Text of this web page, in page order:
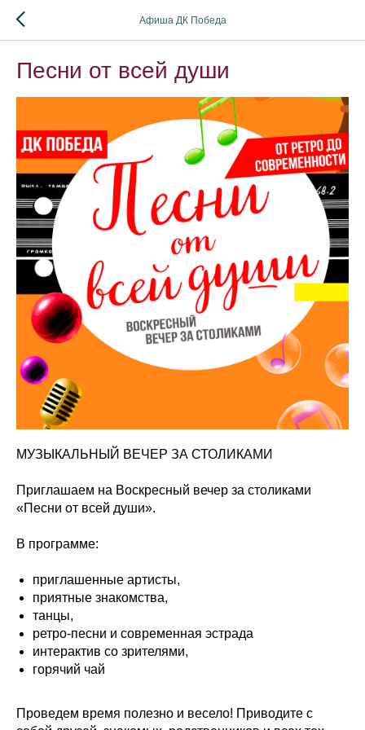
Афиша ДК Победа
Песни от всей души
МУЗЫКАЛЬНЫЙ ВЕЧЕР ЗА СТОЛИКАМИ
Приглашаем на Воскресный вечер за столиками
«Песни от всей души».
В программе:
приглашенные артисты,
приятные знакомства,
танцы,
ретро-песни и современная эстрада
интерактив со зрителями,
горячий чай
Проведем время полезно и весело! Приводите с